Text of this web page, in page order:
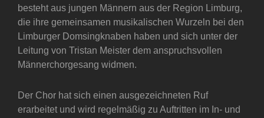
besteht aus jungen Männern aus der Region Limburg,
die ihre gemeinsamen musikalischen Wurzeln bei den
Limburger Domsingknaben haben und sich unter der
Leitung von Tristan Meister dem anspruchsvollen
Männerchorgesang widmen.
Der Chor hat sich einen ausgezeichneten Ruf
erarbeitet und wird regelmäßig zu Auftritten im In- und